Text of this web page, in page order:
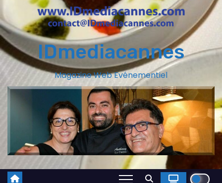
IDmediacannes
Magazine Web Evénementiel